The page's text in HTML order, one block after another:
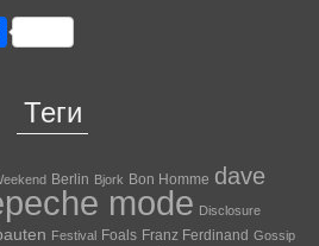
Отправить
Теги
Berlin Bjork Bon Homme dave
mode Disclosure
Festival Foals Franz Ferdinand Gossip